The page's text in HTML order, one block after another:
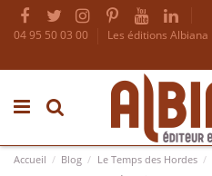
04 95 50 03 00 Les éditions Albiana
Accueil Blog Le Temps des Hordes